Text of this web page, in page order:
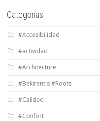
Categorías
#Accesibilidad
#actividad
#Architecture
#Bekirent's #Roots
#Calidad
#Confort